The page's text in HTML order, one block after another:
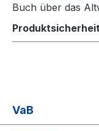
Buch über das
VaB